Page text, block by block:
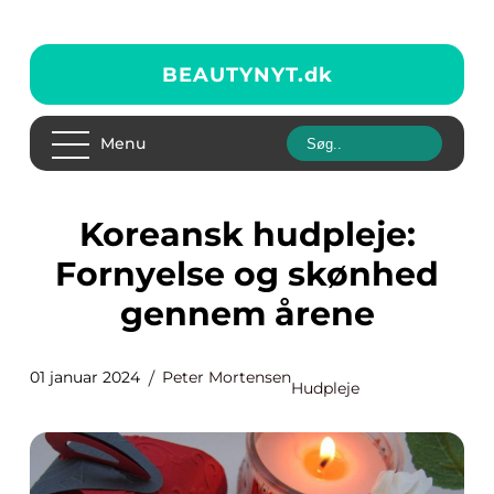
BEAUTYNYT.dk
Menu
Koreansk hudpleje:
Fornyelse og skønhed
gennem årene
01 januar 2024 Peter Mortensen
Hudpleje